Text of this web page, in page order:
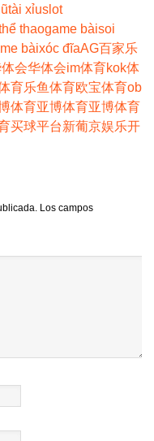
tài xỉuslot
thaogame bàisoi
bàixóc đĩaAG百家乐
会华体会im体育kok体
育乐鱼体育欧宝体育ob
体育亚博体育亚博体育
买球平台新葡京娱乐开
Los campos